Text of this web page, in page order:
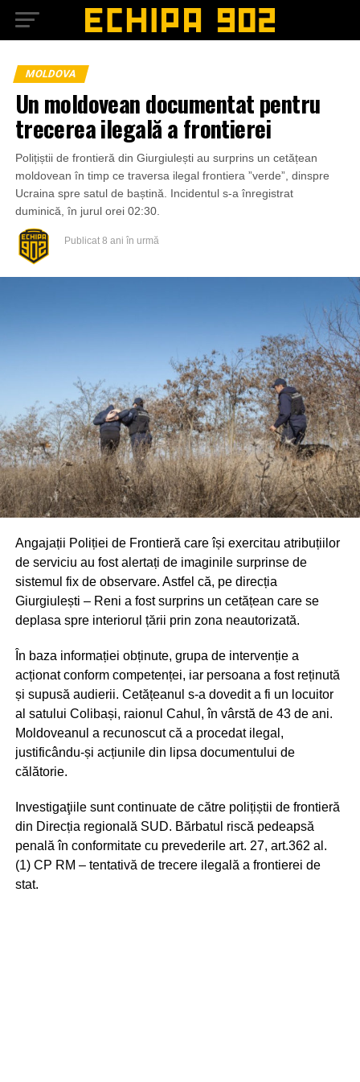
MOLDOVA
Un moldovean documentat pentru
trecerea ilegală a frontierei
Polițiștii de frontieră din Giurgiulești au surprins un cetățean
moldovean în timp ce traversa ilegal frontiera ”verde”, dinspre
Ucraina spre satul de baștină. Incidentul s-a înregistrat
duminică, în jurul orei 02:30.
Publicat 8 ani în urmă
Angajații Poliției de Frontieră care își exercitau atribuțiilor
de serviciu au fost alertați de imaginile surprinse de
sistemul fix de observare. Astfel că, pe direcția
Giurgiulești – Reni a fost surprins un cetățean care se
deplasa spre interiorul țării prin zona neautorizată.
În baza informației obținute, grupa de intervenție a
acționat conform competenței, iar persoana a fost reținută
și supusă audierii. Cetățeanul s-a dovedit a fi un locuitor
al satului Colibași, raionul Cahul, în vârstă de 43 de ani.
Moldoveanul a recunoscut că a procedat ilegal,
justificându-și acțiunile din lipsa documentului de
călătorie.
Investigaţiile sunt continuate de către polițiștii de frontieră
din Direcția regională SUD. Bărbatul riscă pedeapsă
penală în conformitate cu prevederile art. 27, art.362 al.
(1) CP RM – tentativă de trecere ilegală a frontierei de
stat.